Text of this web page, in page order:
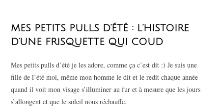
MES PETITS PULLS D’ÉTÉ : L’HISTOIRE
D’UNE FRISQUETTE QUI COUD
Mes petits pulls d’été je les adore, comme ça c’est dit :) Je suis une
fille de l’été moi, même mon homme le dit et le redit chaque année
quand il voit mon visage s’illuminer au fur et à mesure que les jours
s’allongent et que le soleil nous réchauffe.